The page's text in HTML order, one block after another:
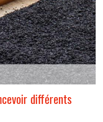
différents